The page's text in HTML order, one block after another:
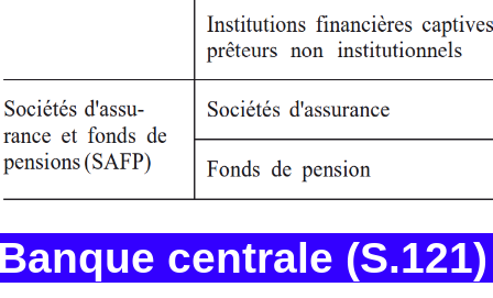
centrale (S.121)